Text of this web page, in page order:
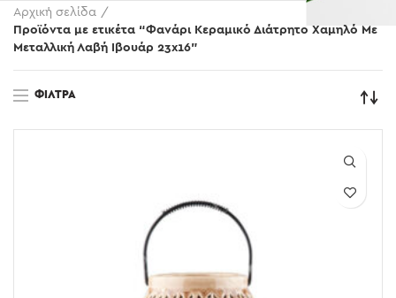
Αρχική σελίδα
Προϊόντα με ετικέτα “Φανάρι Κεραμικό Διάτρητο Χαμηλό Με
Μεταλλική Λαβή Ιβουάρ 23x16”
ΦΊΛΤΡΑ